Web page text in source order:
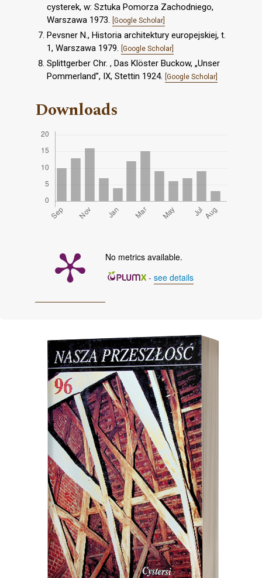
cysterek, w: Sztuka Pomorza Zachodniego,
Warszawa 1973. [Google Scholar]
Pevsner N., Historia architektury europejskiej, t.
1, Warszawa 1979. [Google Scholar]
Splittgerber Chr. , Das Klöster Buckow, „Unser
Pommerland”, IX, Stettin 1924. [Google Scholar]
Downloads
No metrics available.
- see details